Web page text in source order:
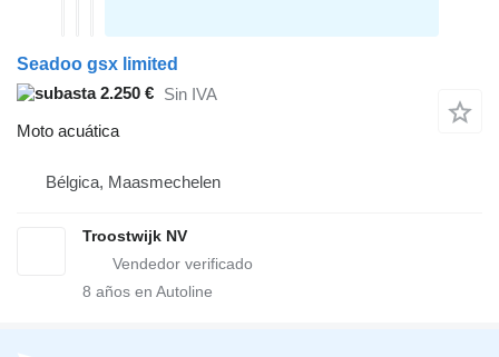
Seadoo gsx limited
2.250 € Sin IVA
Moto acuática
Bélgica, Maasmechelen
Troostwijk NV
8 años en Autoline